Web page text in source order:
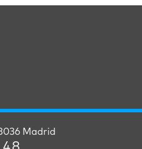
Madrid